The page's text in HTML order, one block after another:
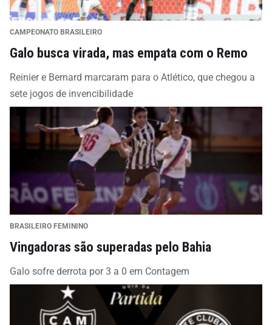
CAMPEONATO BRASILEIRO
Galo busca virada, mas empata com o Remo
Reinier e Bernard marcaram para o Atlético, que chegou a
sete jogos de invencibilidade
BRASILEIRO FEMININO
Vingadoras são superadas pelo Bahia
Galo sofre derrota por 3 a 0 em Contagem